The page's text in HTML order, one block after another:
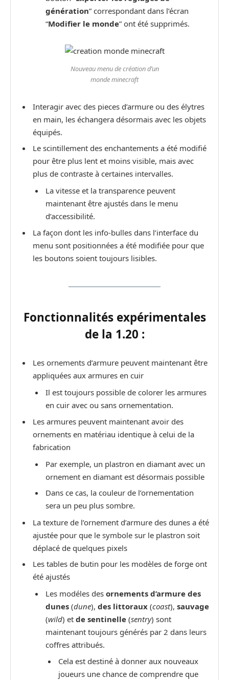
génération” correspondant dans l’écran
“Modifier le monde” ont été supprimés.
Nouveau menu de création d’un
monde minecraft
Interagir avec des pieces d’armure ou des élytres
en main, les échangera désormais avec les objets
équipés.
Le scintillement des enchantements a été modifié
pour être plus lent et moins visible, mais avec
plus de contraste à certaines intervalles.
La vitesse et la transparence peuvent
maintenant être ajustés dans le menu
d’accessibilité.
La façon dont les info-bulles dans l’interface du
menu sont positionnées a été modifiée pour que
les boutons soient toujours lisibles.
Fonctionnalités expérimentales
de la 1.20 :
Les ornements d’armure peuvent maintenant être
appliquées aux armures en cuir
Il est toujours possible de colorer les armures
en cuir avec ou sans ornementation.
Les armures peuvent maintenant avoir des
ornements en matériau identique à celui de la
fabrication
Par exemple, un plastron en diamant avec un
ornement en diamant est désormais possible
Dans ce cas, la couleur de l’ornementation
sera un peu plus sombre.
La texture de l’ornement d’armure des dunes a été
ajustée pour que le symbole sur le plastron soit
déplacé de quelques pixels
Les tables de butin pour les modèles de forge ont
été ajustés
Les modéles des ornements d’armure des
dunes (dune), des littoraux (coast), sauvage
(wild) et de sentinelle (sentry) sont
maintenant toujours générés par 2 dans leurs
coffres attribués.
Cela est destiné à donner aux nouveaux
joueurs une chance de comprendre que